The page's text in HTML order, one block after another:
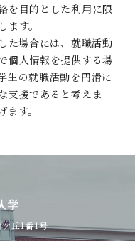
を目的とした利用に限
す。
た場合には、就職活動
個人情報を提供する場
生の就職活動を円滑に
支援であると考えま
す。
丘1番1号